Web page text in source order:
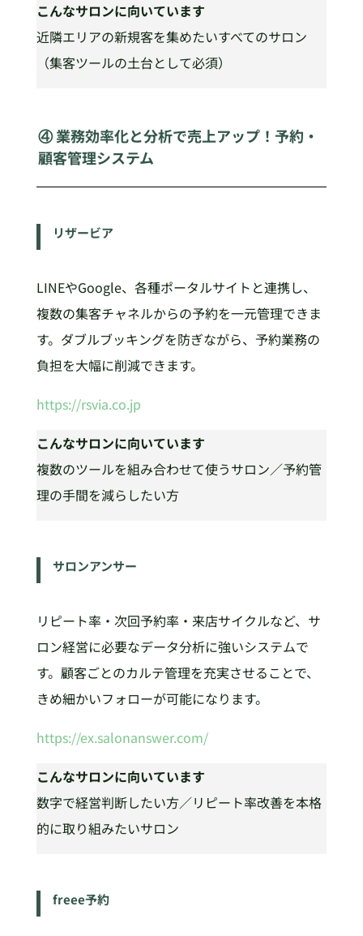
こんなサロンに向いています
近隣エリアの新規客を集めたいすべてのサロン
（集客ツールの土台として必須）
④ 業務効率化と分析で売上アップ！予約・
顧客管理システム
リザービア
LINEやGoogle、各種ポータルサイトと連携し、
複数の集客チャネルからの予約を一元管理できま
す。ダブルブッキングを防ぎながら、予約業務の
負担を大幅に削減できます。
https://rsvia.co.jp
こんなサロンに向いています
複数のツールを組み合わせて使うサロン／予約管
理の手間を減らしたい方
サロンアンサー
リピート率・次回予約率・来店サイクルなど、サ
ロン経営に必要なデータ分析に強いシステムで
す。顧客ごとのカルテ管理を充実させることで、
きめ細かいフォローが可能になります。
https://ex.salonanswer.com/
こんなサロンに向いています
数字で経営判断したい方／リピート率改善を本格
的に取り組みたいサロン
freee予約